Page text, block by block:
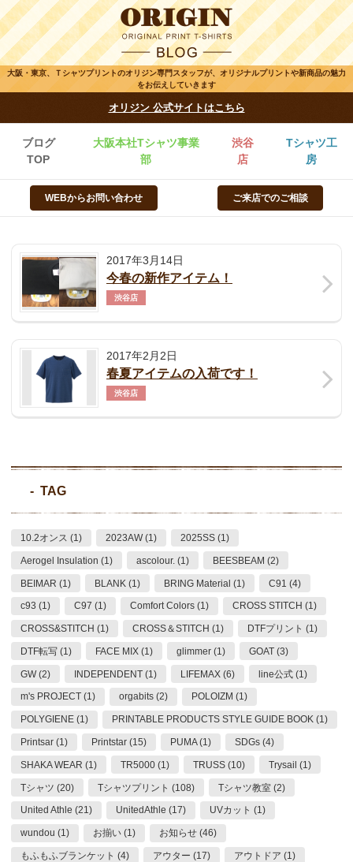
大阪・東京、Ｔシャツプリントのオリジン専門スタッフが、オリジナルプリントや新商品の魅力
をお伝えしていきます
オリジン 公式サイトはこちら
ブログ
TOP
大阪本社Tシャツ事業
部
渋谷
店
Tシャツ工
房
WEBからお問い合わせ ご来店でのご相談
2017年3月14日
今春の新作アイテム！
渋谷店
2017年2月2日
春夏アイテムの入荷です！
渋谷店
TAG
10.2オンス (1) 2023AW (1) 2025SS (1)
Aerogel Insulation (1) ascolour. (1) BEESBEAM (2)
BEIMAR (1) BLANK (1) BRING Material (1) C91 (4)
c93 (1) C97 (1) Comfort Colors (1) CROSS STITCH (1)
CROSS&STITCH (1) CROSS＆STITCH (1) DTFプリント (1)
DTF転写 (1) FACE MIX (1) glimmer (1) GOAT (3)
GW (2) INDEPENDENT (1) LIFEMAX (6) line公式 (1)
m's PROJECT (1) orgabits (2) POLOIZM (1)
POLYGIENE (1) PRINTABLE PRODUCTS STYLE GUIDE BOOK (1)
Printsar (1) Printstar (15) PUMA (1) SDGs (4)
SHAKA WEAR (1) TR5000 (1) TRUSS (10) Trysail (1)
Tシャツ (20) Tシャツプリント (108) Tシャツ教室 (2)
United Athle (21) UnitedAthle (17) UVカット (1)
wundou (1) お揃い (1) お知らせ (46)
もふもふブランケット (4) アウター (17) アウトドア (1)